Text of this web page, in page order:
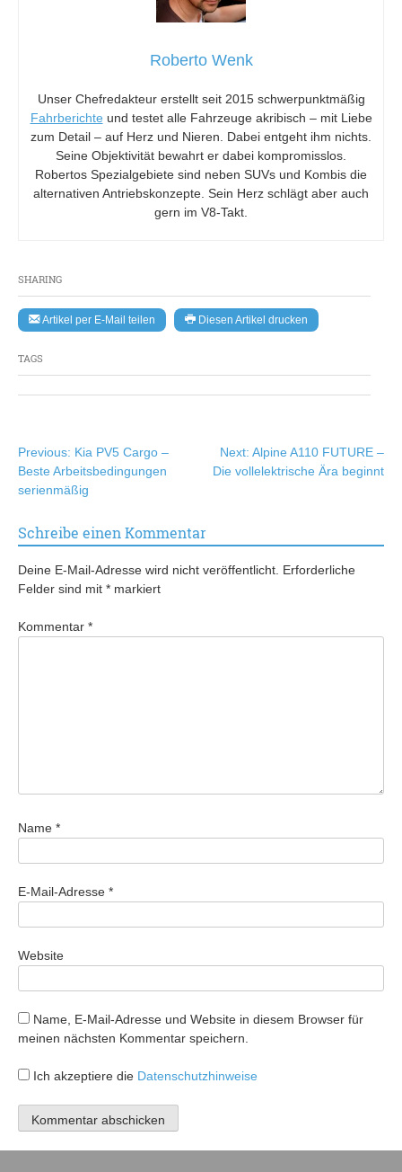
SHARING
Artikel per E-Mail teilen Diesen Artikel drucken
TAGS
Roberto Wenk
Unser Chefredakteur erstellt seit 2015 schwerpunktmäßig
Fahrberichte und testet alle Fahrzeuge akribisch – mit Liebe
zum Detail – auf Herz und Nieren. Dabei entgeht ihm nichts.
Seine Objektivität bewahrt er dabei kompromisslos.
Robertos Spezialgebiete sind neben SUVs und Kombis die
alternativen Antriebskonzepte. Sein Herz schlägt aber auch
gern im V8-Takt.
Beitragsnavigation
Previous: Kia PV5 Cargo –
Beste Arbeitsbedingungen
serienmäßig
Next: Alpine A110 FUTURE –
Die vollelektrische Ära beginnt
Schreibe einen Kommentar
Deine E-Mail-Adresse wird nicht veröffentlicht. Erforderliche
Felder sind mit * markiert
Kommentar *
Name *
E-Mail-Adresse *
Website
Name, E-Mail-Adresse und Website in diesem Browser für
meinen nächsten Kommentar speichern.
Ich akzeptiere die Datenschutzhinweise